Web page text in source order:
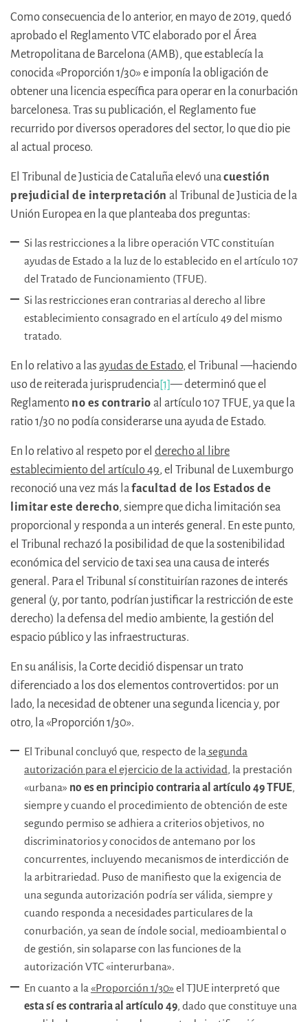
Como consecuencia de lo anterior, en mayo de 2019, quedó
aprobado el Reglamento VTC elaborado por el Área
Metropolitana de Barcelona (AMB), que establecía la
conocida «Proporción 1/30» e imponía la obligación de
obtener una licencia específica para operar en la conurbación
barcelonesa. Tras su publicación, el Reglamento fue
recurrido por diversos operadores del sector, lo que dio pie
al actual proceso.
El Tribunal de Justicia de Cataluña elevó unacuestión
prejudicial de interpretación al Tribunal de Justicia de la
Unión Europea en la que planteaba dos preguntas:
Si las restricciones a la libre operación VTC constituían
ayudas de Estado a la luz de lo establecido en el artículo 107
del Tratado de Funcionamiento (TFUE).
Si las restricciones eran contrarias al derecho al libre
establecimiento consagrado en el artículo 49 del mismo
tratado.
En lo relativo a las ayudas de Estado, el Tribunal —haciendo
uso de reiterada jurisprudencia[1]— determinó que el
Reglamento no es contrario al artículo 107 TFUE, ya que la
ratio 1/30 no podía considerarse una ayuda de Estado.
En lo relativo al respeto por el derecho al libre
establecimiento del artículo 49, el Tribunal de Luxemburgo
reconoció una vez más lafacultad de los Estados de
limitar este derecho, siempre que dicha limitación sea
proporcional y responda a un interés general. En este punto,
el Tribunal rechazó la posibilidad de que la sostenibilidad
económica del servicio de taxi sea una causa de interés
general. Para el Tribunal sí constituirían razones de interés
general (y, por tanto, podrían justificar la restricción de este
derecho) la defensa del medio ambiente, la gestión del
espacio público y las infraestructuras.
En su análisis, la Corte decidió dispensar un trato
diferenciado a los dos elementos controvertidos: por un
lado, la necesidad de obtener una segunda licencia y, por
otro, la «Proporción 1/30».
El Tribunal concluyó que, respecto de la segunda
autorización para el ejercicio de la actividad, la prestación
«urbana» no es en principio contraria al artículo 49 TFUE,
siempre y cuando el procedimiento de obtención de este
segundo permiso se adhiera a criterios objetivos, no
discriminatorios y conocidos de antemano por los
concurrentes, incluyendo mecanismos de interdicción de
la arbitrariedad. Puso de manifiesto que la exigencia de
una segunda autorización podría ser válida, siempre y
cuando responda a necesidades particulares de la
conurbación, ya sean de índole social, medioambiental o
de gestión, sin solaparse con las funciones de la
autorización VTC «interurbana».
En cuanto a la «Proporción 1/30» el TJUE interpretó que
esta sí es contraria al artículo 49, dado que constituye una